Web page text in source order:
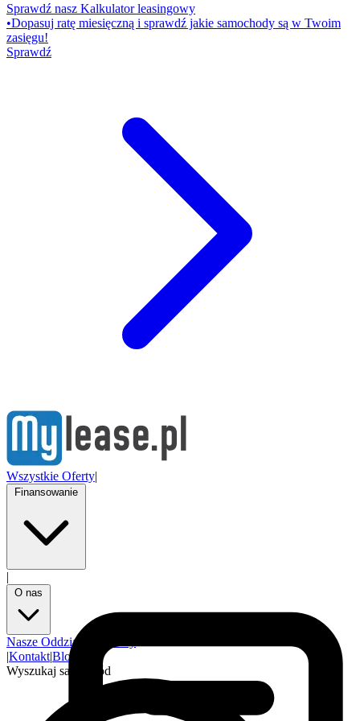
Sprawdź nasz Kalkulator leasingowy
•Dopasuj ratę miesięczną i sprawdź jakie samochody są w Twoim
zasięgu!
Sprawdź
Wszystkie Oferty|
|
Nasze Oddziały
|Kontakt|Blog
Wyszukaj samochód